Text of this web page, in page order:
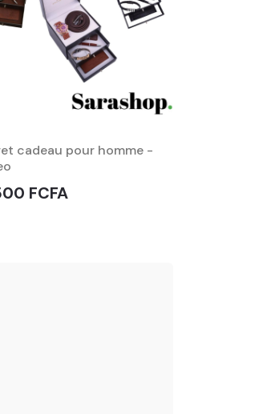
cadeau pour homme -
FCFA